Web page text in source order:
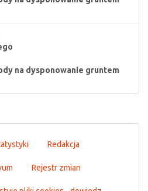
na dysponowanie gruntem
Redakcja
Rejestr zmian